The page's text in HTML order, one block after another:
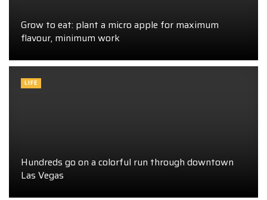
Grow to eat: plant a micro apple for maximum
flavour, minimum work
Hundreds go on a colorful run through downtown
Las Vegas
LIFE